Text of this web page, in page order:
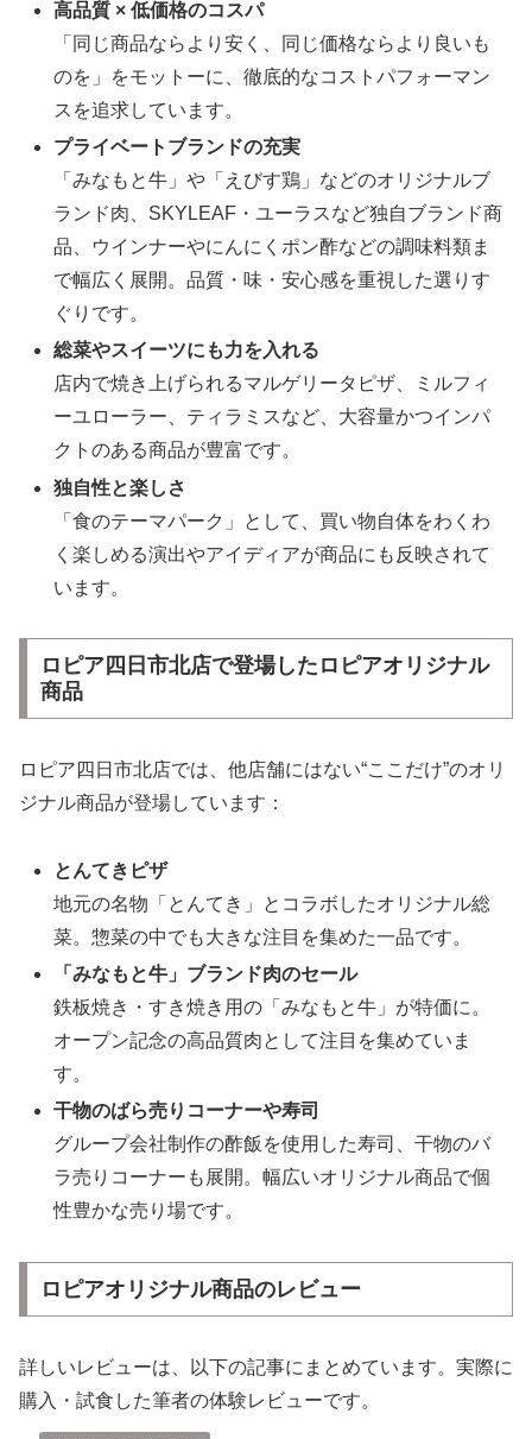
高品質 × 低価格のコスパ
「同じ商品ならより安く、同じ価格ならより良いも
のを」をモットーに、徹底的なコストパフォーマン
スを追求しています。
プライベートブランドの充実
「みなもと牛」や「えびす鶏」などのオリジナルブ
ランド肉、SKYLEAF・ユーラスなど独自ブランド商
品、ウインナーやにんにくポン酢などの調味料類ま
で幅広く展開。品質・味・安心感を重視した選りす
ぐりです。
総菜やスイーツにも力を入れる
店内で焼き上げられるマルゲリータピザ、ミルフィ
ーユローラー、ティラミスなど、大容量かつインパ
クトのある商品が豊富です。
独自性と楽しさ
「食のテーマパーク」として、買い物自体をわくわ
く楽しめる演出やアイディアが商品にも反映されて
います。
ロピア四日市北店で登場したロピアオリジナル
商品
ロピア四日市北店では、他店舗にはない“ここだけ”のオリ
ジナル商品が登場しています：
とんてきピザ
地元の名物「とんてき」とコラボしたオリジナル総
菜。惣菜の中でも大きな注目を集めた一品です。
「みなもと牛」ブランド肉のセール
鉄板焼き・すき焼き用の「みなもと牛」が特価に。
オープン記念の高品質肉として注目を集めていま
す。
干物のばら売りコーナーや寿司
グループ会社制作の酢飯を使用した寿司、干物のバ
ラ売りコーナーも展開。幅広いオリジナル商品で個
性豊かな売り場です。
ロピアオリジナル商品のレビュー
詳しいレビューは、以下の記事にまとめています。実際に
購入・試食した筆者の体験レビューです。